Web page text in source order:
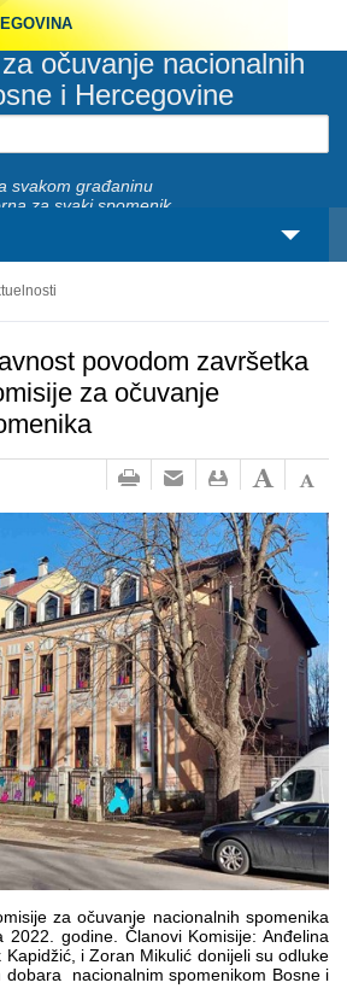
očuvanje nacionalnih
i Hercegovine
svakom građaninu
za svaki spomenik
povodom završetka
za očuvanje
za očuvanje nacionalnih spomenika
godine. Članovi Komisije: Anđelina
i Zoran Mikulić donijeli su odluke
dobara nacionalnim spomenikom Bosne i